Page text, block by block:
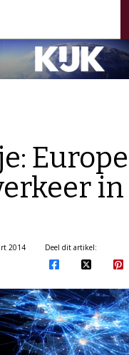
in
2014
Deel dit artikel: